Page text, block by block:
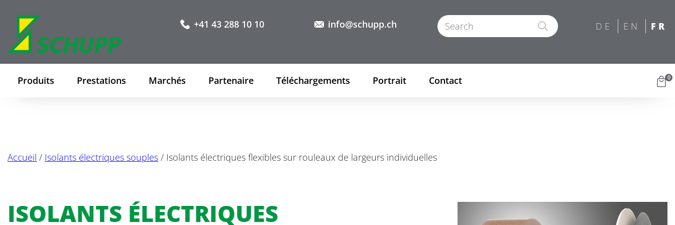
+41 43 288 10 10 info@schupp.ch
Produits Prestations Marchés Partenaire Téléchargements Portrait Contact 0
Accueil / Isolants électriques souples / Isolants électriques flexibles sur rouleaux de largeurs individuelles
ISOLANTS ÉLECTRIQUES